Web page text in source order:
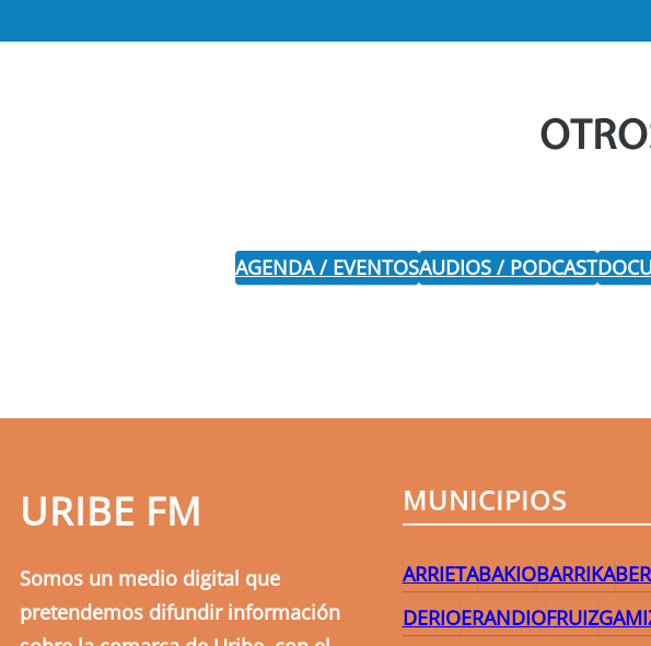
AGENDA / EVENTOSAUDIOS / PODCAST
URIBE FM
Somos un medio digital que
pretendemos difundir información
MUNICIPIOS
ARRIETABAKIOBARRIKA
DERIOERANDIOFRUIZ